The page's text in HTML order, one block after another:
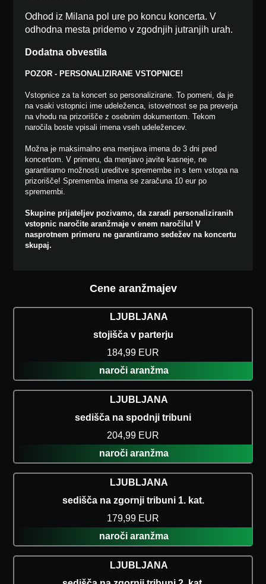
Odhod iz Milana pol ure po koncu koncerta. V
odhodna mesta pridemo v zgodnjih jutranjih urah.
Dodatna obvestila
POZOR - PERSONALIZIRANE VSTOPNICE!
Vstopnice za ta koncert so personalizirane. To pomeni, da je
na vsaki vstopnici ime udeleženca, istovetnost se pa preverja
na vhodu na prizorišče z osebnim dokumentom. Tekom
naročila boste vpisali imena vseh udeležencev.
Možna je maksimalno ena menjava imena do 3 dni pred
koncertom. V primeru, da menjavo javite kasneje, ne
garantiramo možnosti ureditve spremembe in s tem vstopa na
prizorišče! Sprememba imena se zaračuna 10 eur po
spremembi.
Skupine prijateljev pozivamo, da zaradi personaliziranih
vstopnic naročite aranžmaje v enem naročilu! V
nasprotnem primeru ne garantiramo sedežev na koncertu
skupaj.
Cene aranžmajev
LJUBLJANA
stojišča v parterju
184,99 EUR
naroči aranžma
LJUBLJANA
sedišča na spodnji tribuni
204,99 EUR
naroči aranžma
LJUBLJANA
sedišča na zgornji tribuni 1. kat.
179,99 EUR
naroči aranžma
LJUBLJANA